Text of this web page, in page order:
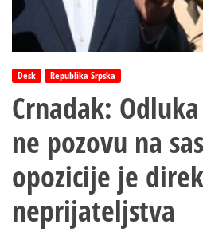
Desk Republika Srpska
Crnadak: Odluka
ne pozovu na
opozicije je
neprijateljstva